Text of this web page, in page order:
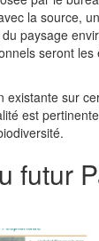
la source,
paysage
seront
existante sur
est
futur